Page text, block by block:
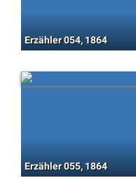
Erzähler 054, 1864
Erzähler 055, 1864